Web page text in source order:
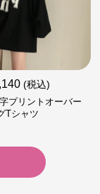
(税込)
プリントオーバー
Tシャツ